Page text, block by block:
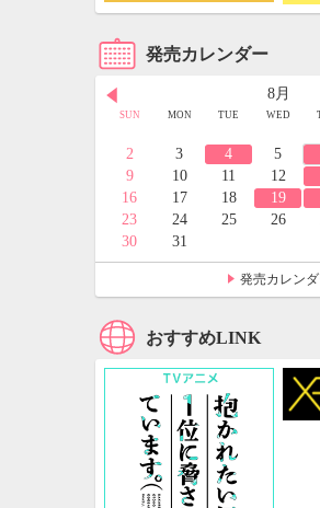
発売カレンダー
8月
SUN MON TUE WED
2
3 4 5
9
10 11 12
16
17 18 19
23
24 25 26
30
31
発売カレン
おすすめLINK